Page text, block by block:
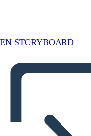
STORYBOARD